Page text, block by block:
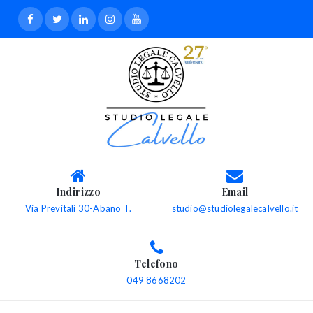
Indirizzo
Via Previtali 30-Abano T.
Email
studio@studiolegalecalvello.it
Telefono
049 8668202